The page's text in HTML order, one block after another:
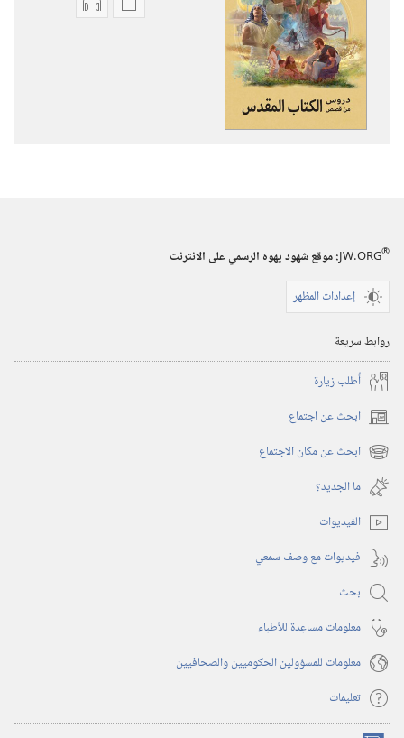
خياراتخيارات
JW.ORG®
:‏ موقع شهود يهوه الرسمي على الانترنت
إعدادات المظهر
روابط سريعة
أُطلب زيارة
ابحث عن اجتماع (يفتح
نافذة
جديدة)
ابحث عن مكان الاجتماع (يفتح
نافذة
جديدة)
ما الجديد؟‏
الفيديوات
فيديوات مع وصف سمعي
بحث
معلومات مساعِدة للأطباء
معلومات للمسؤولين الحكوميين والصحافيين
تعليمات